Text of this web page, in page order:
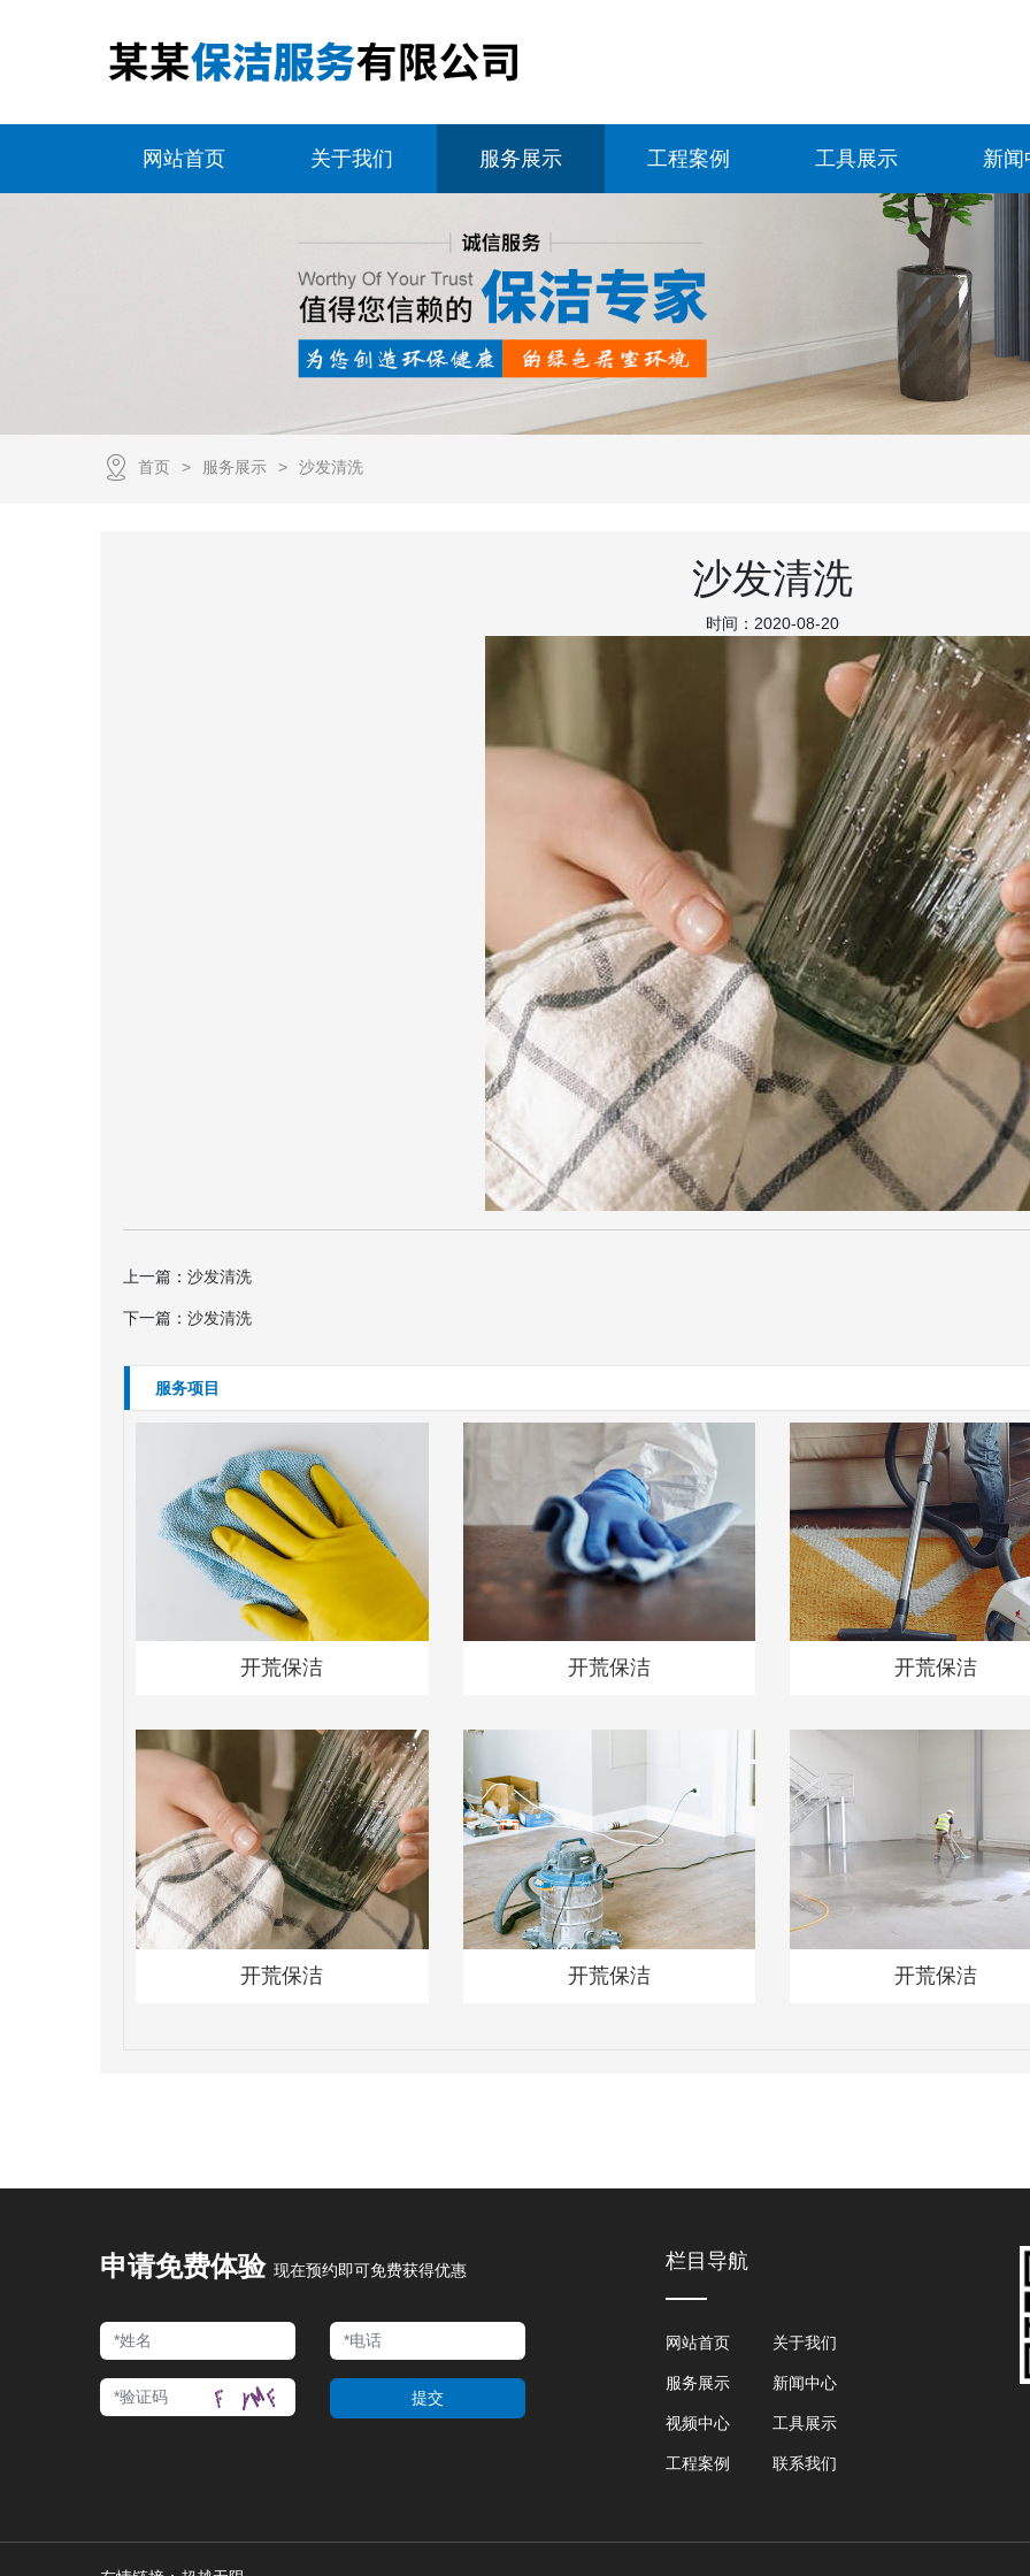
网站首页 关于我们 服务展示 工程案例 工具展示 新闻
首页 服务展示 沙发清洗
沙发清洗
时间：2020-08-20
上一篇： 沙发清洗
下一篇： 沙发清洗
服务项目
开荒保洁 开荒保洁 开荒保洁
开荒保洁 开荒保洁 开荒保洁
申请免费体验 现在预约即可免费获得优惠
提交
栏目导航
网站首页 关于我们
服务展示 新闻中心
视频中心 工具展示
工程案例 联系我们